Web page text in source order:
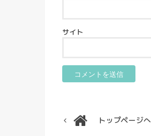
サイト
トップページへ